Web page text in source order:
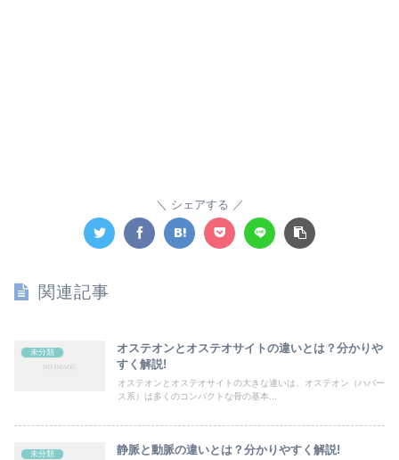
シェアする
関連記事
未分類
オステオンとオステオサイトの違いとは？分かりや
すく解説!
オステオンとオステオサイトの大きな違いは、オステオン（ハバー
ス系）は多くのコンパクトな骨の基本...
未分類 静脈と動脈の違いとは？分かりやすく解説!